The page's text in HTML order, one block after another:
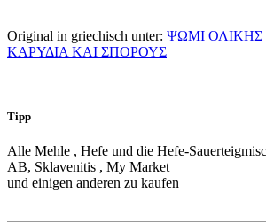
Original in griechisch unter: ΨΩΜΙ
ΚΑΡΥΔΙΑ ΚΑΙ ΣΠΟΡΟΥΣ
Tipp
Alle Mehle , Hefe und die Hefe-
AB, Sklavenitis , My Market
und einigen anderen zu kaufen